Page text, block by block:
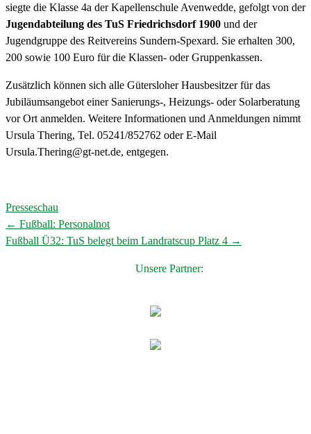
siegte die Klasse 4a der Kapellenschule Avenwedde, gefolgt von der
Jugendabteilung des TuS Friedrichsdorf 1900 und der
Jugendgruppe des Reitvereins Sundern-Spexard. Sie erhalten 300,
200 sowie 100 Euro für die Klassen- oder Gruppenkassen.
Zusätzlich können sich alle Gütersloher Hausbesitzer für das
Jubiläumsangebot einer Sanierungs-, Heizungs- oder Solarberatung
vor Ort anmelden. Weitere Informationen und Anmeldungen nimmt
Ursula Thering, Tel. 05241/852762 oder E-Mail
Ursula.Thering@gt-net.de, entgegen.
Presseschau
Post
← Fußball: Personalnot
Fußball Ü32: TuS belegt beim Landratscup Platz 4 →
Unsere Partner: